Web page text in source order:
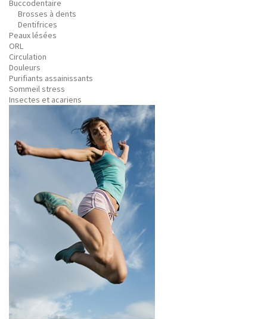
Buccodentaire
Brosses à dents
Dentifrices
Peaux lésées
ORL
Circulation
Douleurs
Purifiants assainissants
Sommeil stress
Insectes et acariens